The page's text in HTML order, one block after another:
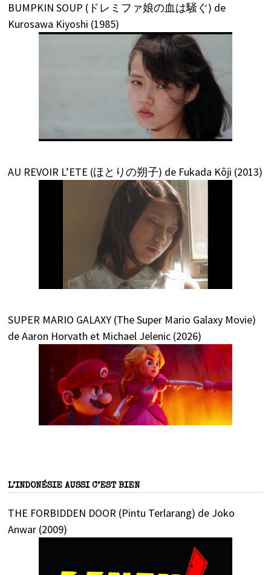
BUMPKIN SOUP (ドレミファ娘の血は騒ぐ) de
Kurosawa Kiyoshi (1985)
AU REVOIR L’ETE (ほとりの朔子) de Fukada Kôji (2013)
SUPER MARIO GALAXY (The Super Mario Galaxy Movie)
de Aaron Horvath et Michael Jelenic (2026)
L’INDONÉSIE AUSSI C’EST BIEN
THE FORBIDDEN DOOR (Pintu Terlarang) de Joko
Anwar (2009)